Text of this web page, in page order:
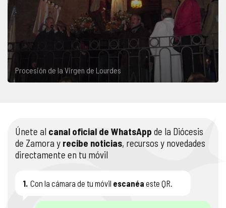
Procesión de la Virgen de Lourdes
Únete al canal oficial de WhatsApp de la Diócesis
de Zamora y recibe noticias, recursos y novedades
directamente en tu móvil
1. Con la cámara de tu móvil escanéa este QR.